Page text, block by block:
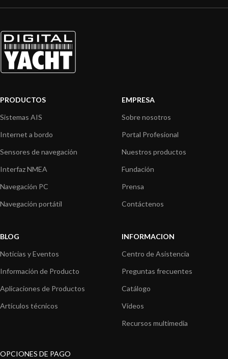
PRODUCTOS
Sistemas AIS
Internet a bordo
Sensores de navegación
Interfaz NMEA
Navegación PC
Navegación portátil
EMPRESA
Sobre nosotros
Portal Profesional
Nuestros productos
Fundación
Prensa
Contáctenos
BLOG
Noticias y Eventos
Información de Producto
Aplicaciones de Productos
Artículos técnicos
INFORMACION
Centro de Asistencia
Preguntas frecuentes
Catálogo
Vídeos
Recursos multimedia
OPCIONES DE PAGO